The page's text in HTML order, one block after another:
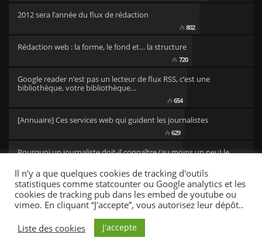
2012 sera l’année du flux de rédaction
802
Rédaction web : la forme, le fond et… la structure
720
Google reader n’est pas un lecteur de flux RSS, c’est une
bibliothèque, votre bibliothèque…
654
[Annuaire] Ces services web qui guident les journalistes
629
Pourquoi un journaliste doit-il connaître (au moins un peu) le
501
Fonts by Google Fonts. Icons by Fontello. Full Credits
Il n'y a que quelques cookies de tracking d'outils
statistiques comme statcounter ou Google analytics et les
cookies de tracking pub dans les embed de youtube ou
vimeo. En cliquant “J'accepte”, vous autorisez leur dépôt..
Liste des cookies
J'accepte